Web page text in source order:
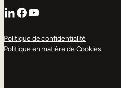
LinkedIn
Facebook
YouTube
Politique de confidentialité
Politique en matière de Cookies